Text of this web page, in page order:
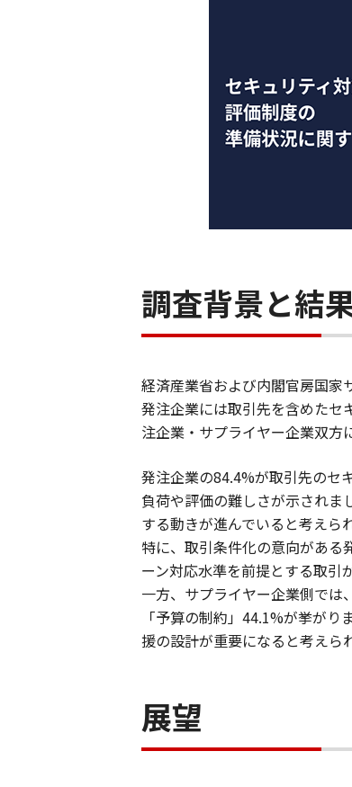
調査背景と結
経済産業省および内閣官房国家
発注企業には取引先を含めたセ
注企業・サプライヤー企業双方
発注企業の84.4%が取引先のセ
負荷や評価の難しさが示され
する動きが進んでいると考えら
特に、取引条件化の意向があ
ーン対応水準を前提とする取引
一方、サプライヤー企業側では
「予算の制約」44.1%が挙が
援の設計が重要になると考えら
展望